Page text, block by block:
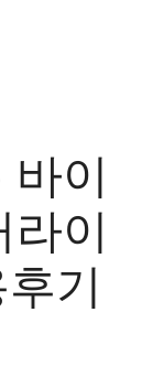
이
이
기